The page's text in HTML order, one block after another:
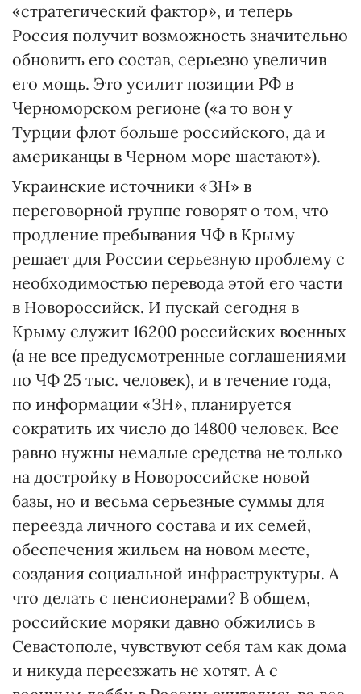
«стратегический фактор», и теперь
Россия получит возможность значительно
обновить его состав, серьезно увеличив
его мощь. Это усилит позиции РФ в
Черноморском регионе («а то вон у
Турции флот больше российского, да и
американцы в Черном море шастают»).
Украинские источники «ЗН» в
переговорной группе говорят о том, что
продление пребывания ЧФ в Крыму
решает для России серьезную проблему с
необходимостью перевода этой его части
в Новороссийск. И пускай сегодня в
Крыму служит 16200 российских военных
(а не все предусмотренные соглашениями
по ЧФ 25 тыс. человек), и в течение года,
по информации «ЗН», планируется
сократить их число до 14800 человек. Все
равно нужны немалые средства не только
на достройку в Новороссийске новой
базы, но и весьма серьезные суммы для
переезда личного состава и их семей,
обеспечения жильем на новом месте,
создания социальной инфраструктуры. А
что делать с пенсионерами? В общем,
российские моряки давно обжились в
Севастополе, чувствуют себя там как дома
и никуда переезжать не хотят. А с